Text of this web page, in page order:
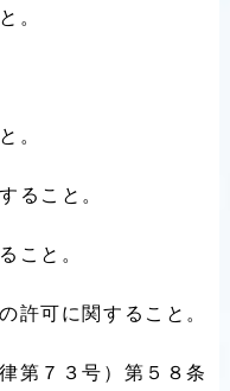
。
。
ること。
こと。
許可に関すること。
第７３号）第５８条